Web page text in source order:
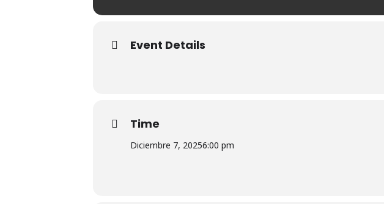
Event Details
Time
Diciembre 7, 20256:00 pm